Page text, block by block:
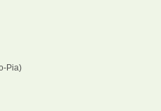
Pia)